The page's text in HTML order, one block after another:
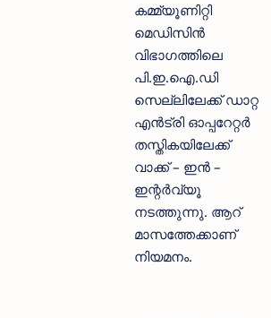
കമ്മ്യൂണിറ്റി
മെഡിസിൻ
വിഭാഗത്തിലെ
പി.ഇ.ഐ.ഡി
സെല്ലിലേക്ക് ഡാറ്റ
എൻട്രി ഓപ്പറേറ്റർ
തസ്തികയിലേക്ക്
വാക്ക് – ഇൻ –
ഇന്റർവ്യൂ
നടത്തുന്നു. ആറ്
മാസത്തേക്കാണ്
നിയമനം.